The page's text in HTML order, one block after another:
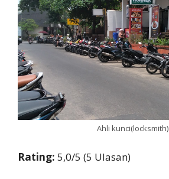
Ahli kunci(locksmith)
Rating: 5,0/5 (5 Ulasan)